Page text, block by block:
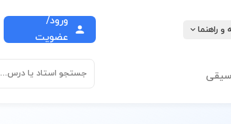
و راهنما
ورود/
عضویت
جستجو استاد یا درس...